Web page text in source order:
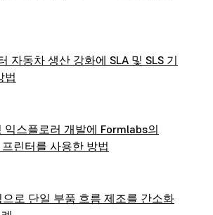
자동차 생산 강화에 SLA 및 SLS 기
법
익스플로러 개발에 Formlabs의
프린터를 사용한 방법
으로 단일 부품 흐름 제조를 간소화